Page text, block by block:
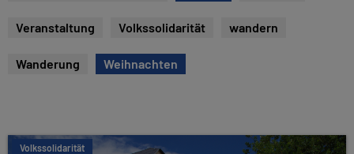
Veranstaltung Volkssolidarität wandern
Wanderung Weihnachten
Volkssolidarität